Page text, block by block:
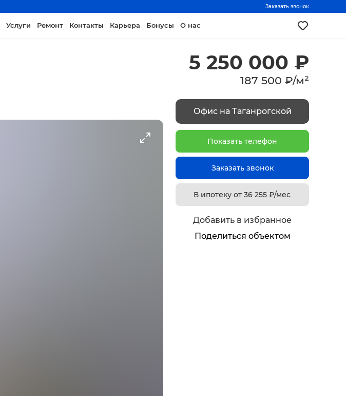
Заказать звонок
Услуги Ремонт Контакты Карьера Бонусы О нас
5 250 000 ₽
187 500 ₽/м²
Офис на Таганрогской
Показать телефон
Заказать звонок
В ипотеку от 36 255 ₽/мес
Добавить в избранное
Поделиться объектом